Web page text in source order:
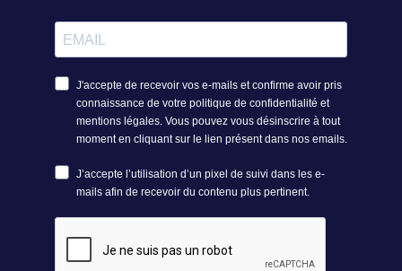
et ventilé. L’enfant ne ressent aucune gêne,
même lors d’une longue séance
Souplesse adaptée à la morphologie
enfantine : La flexibilité des cubes de
protection permet au gilet de suivre tous les
en selle et la confiance des enfants dès leurs
premières foulées.
Grands passages de bras :Les larges
ouvertures laissent une aisance totale pour
l’exécution des aides et l’utilisation des